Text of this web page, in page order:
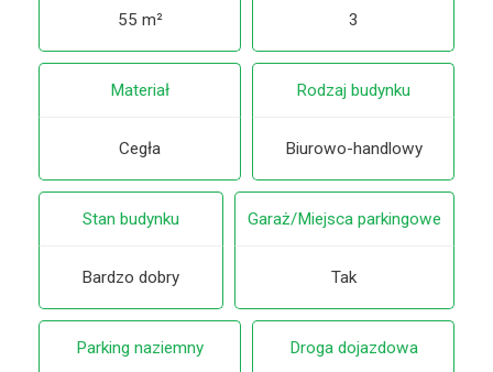
55 m² 3
Materiał
Cegła
Rodzaj budynku
Biurowo-handlowy
Stan budynku
Bardzo dobry
Garaż/Miejsca parkingowe
Tak
Parking naziemny Droga dojazdowa